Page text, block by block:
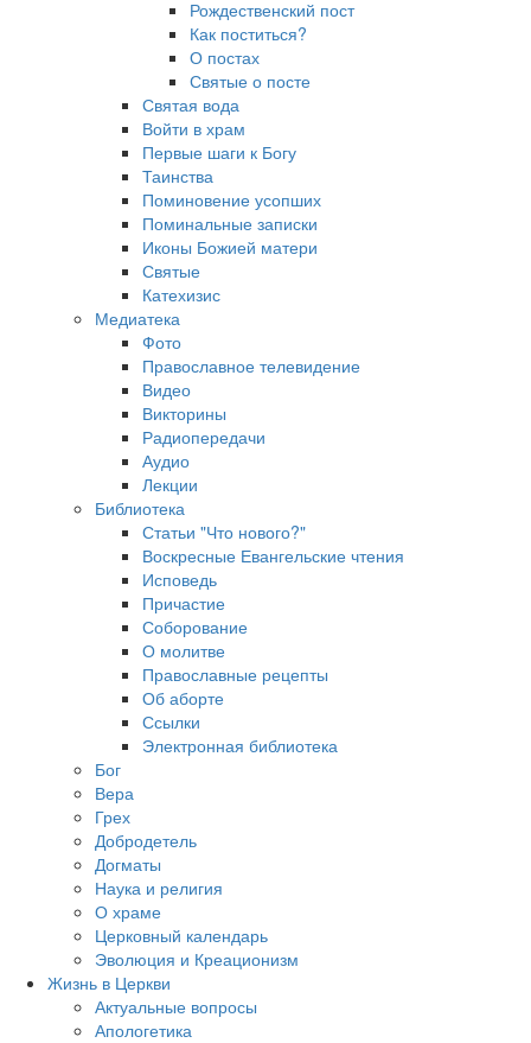
Рождественский пост
Как поститься?
О постах
Святые о посте
Святая вода
Войти в храм
Первые шаги к Богу
Таинства
Поминовение усопших
Поминальные записки
Иконы Божией матери
Святые
Катехизис
Медиатека
Фото
Православное телевидение
Видео
Викторины
Радиопередачи
Аудио
Лекции
Библиотека
Статьи "Что нового?"
Воскресные Евангельские чтения
Исповедь
Причастие
Соборование
О молитве
Православные рецепты
Об аборте
Ссылки
Электронная библиотека
Бог
Вера
Грех
Добродетель
Догматы
Наука и религия
О храме
Церковный календарь
Эволюция и Креационизм
Жизнь в Церкви
Актуальные вопросы
Апологетика